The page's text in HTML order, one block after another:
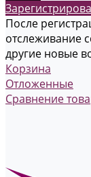
После
отслеживание
другие новые
Корзина
Отложенные
Сравнение